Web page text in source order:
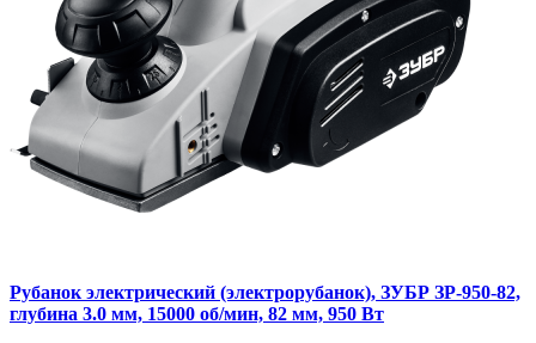
Рубанок электрический (электрорубанок), ЗУБР ЗР-950-82,
глубина 3.0 мм, 15000 об/мин, 82 мм, 950 Вт